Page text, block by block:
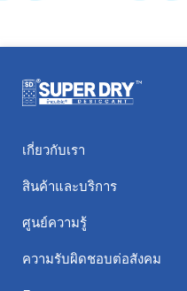
เกี่ยวกับเรา
สินค้าและบริการ
ศูนย์ความรู้
ความรับผิดชอบต่อสังคม